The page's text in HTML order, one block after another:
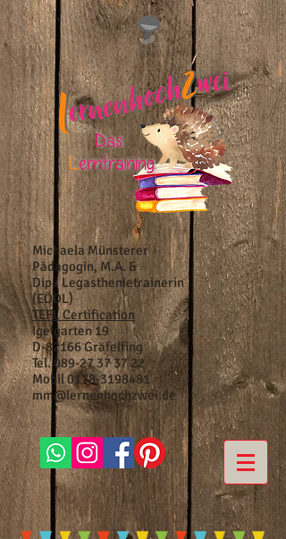
Michaela Münsterer
Pädagogin, M.A. &
Dipl. Legasthenietrainerin
(EÖDL)
TEFL Certification
Igelgarten 19
D-82166 Gräfelfing
Tel.089-27 37 37 22
Mobil0178-3198481
mm@lernenhochzwei.de